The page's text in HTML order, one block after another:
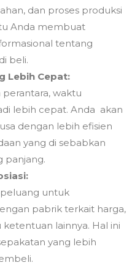
dan proses produksi
Anda membuat
tentang
beli.
Lebih Cepat:
waktu
lebih cepat. Anda akan
dengan lebih efisien
yang di sebabkan
panjang.
untuk
pabrik terkait harga,
lainnya. Hal ini
yang lebih